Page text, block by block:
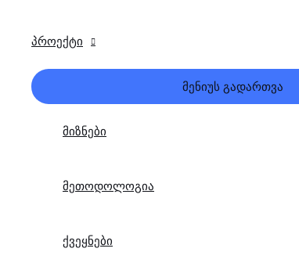
პროექტი
მენიუს გადართვა
მიზნები
მეთოდოლოგია
ქვეყნები